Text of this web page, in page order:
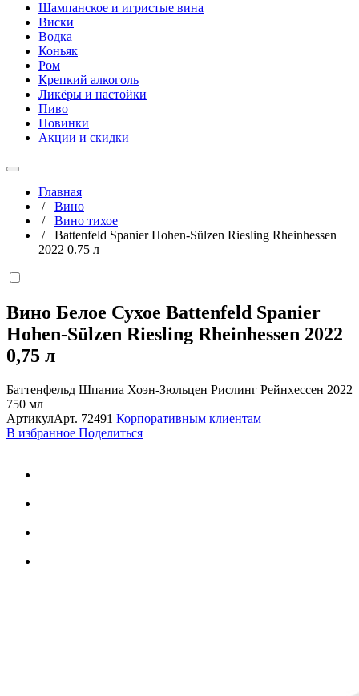
Шампанское и игристые вина
Виски
Водка
Коньяк
Ром
Крепкий алкоголь
Ликёры и настойки
Пиво
Новинки
Акции и скидки
Главная
/ Вино
/ Вино тихое
/ Battenfeld Spanier Hohen-Sülzen Riesling Rheinhessen
2022 0.75 л
Вино Белое Сухое Battenfeld Spanier
Hohen-Sülzen Riesling Rheinhessen 2022
0,75 л
Баттенфельд Шпаниа Хоэн-Зюльцен Рислинг Рейнхессен 2022
750 мл
АртикулАрт. 72491 Корпоративным клиентам
В избранное Поделиться